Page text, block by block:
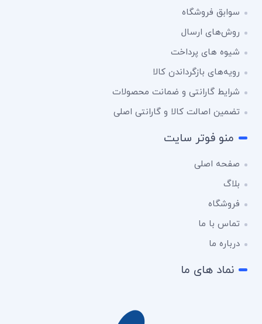
سوابق فروشگاه
روش‌های ارسال
شیوه های پرداخت
رویه‌های بازگرداندن کالا
شرایط گارانتی و ضمانت محصولات
تضمین اصالت کالا و گارانتی اصلی
منو فوتر سایت
صفحه اصلی
بلاگ
فروشگاه
تماس با ما
درباره ما
نماد های ما